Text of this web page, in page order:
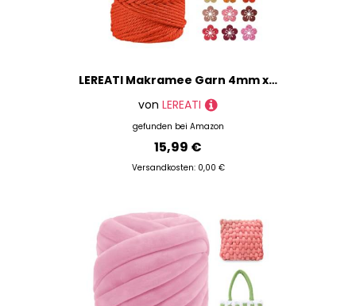
LEREATI Makramee Garn 4mm x 100m Orange Baumwollkordel Natur Baumwollseil Farbig Baumwollgarn, Macrame Cord 4mm für DIY Geflochten, Makramee Deko, Hängepflanze, Wandbehang, Vorhang
von LEREATI
gefunden bei Amazon
15,99 €
Versandkosten: 0,00 €